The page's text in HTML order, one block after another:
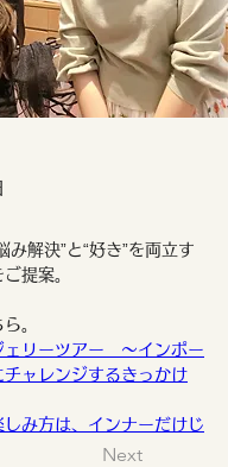
Next
み解決”と“好き”を両立す
提案。
。
リーツアー　～インポー
チャレンジするきっかけ
み方は、インナーだけじ